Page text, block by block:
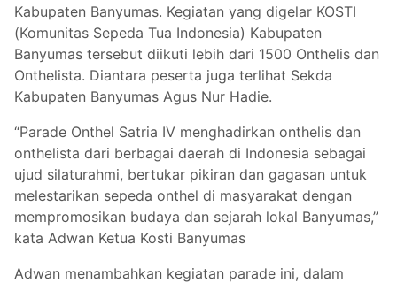
Kabupaten Banyumas. Kegiatan yang digelar KOSTI
(Komunitas Sepeda Tua Indonesia) Kabupaten
Banyumas tersebut diikuti lebih dari 1500 Onthelis dan
Onthelista. Diantara peserta juga terlihat Sekda
Kabupaten Banyumas Agus Nur Hadie.
“Parade Onthel Satria IV menghadirkan onthelis dan
onthelista dari berbagai daerah di Indonesia sebagai
ujud silaturahmi, bertukar pikiran dan gagasan untuk
melestarikan sepeda onthel di masyarakat dengan
mempromosikan budaya dan sejarah lokal Banyumas,”
kata Adwan Ketua Kosti Banyumas
Adwan menambahkan kegiatan parade ini, dalam